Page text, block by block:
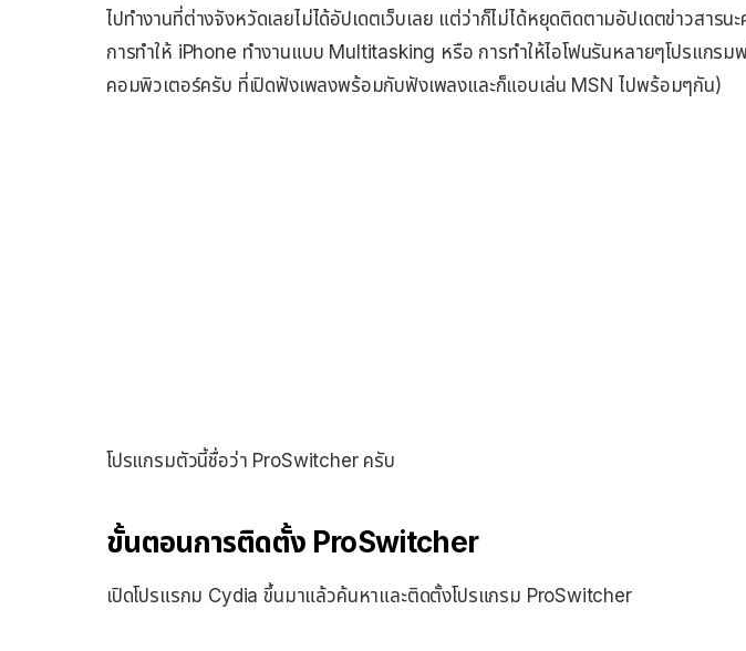
ไปทำงานที่ต่างจังหวัดเลยไม่ได้อัปเดตเว็บเลย แต่ว่าก็ไม่ได้หยุดติดตามอัปเดตข่าวสารน
การทำให้ iPhone ทำงานแบบ Multitasking หรือ การทำให้ไอโฟนรันหลายๆโปรแกรม
คอมพิวเตอร์ครับ ที่เปิดฟังเพลงพร้อมกับฟังเพลงและก็แอบเล่น MSN ไปพร้อมๆกัน)
โปรแกรมตัวนี้ชื่อว่า ProSwitcher ครับ
ขั้นตอนการติดตั้ง ProSwitcher
เปิดโปรแรกม Cydia ขึ้นมาแล้วค้นหาและติดตั้งโปรแกรม ProSwitcher